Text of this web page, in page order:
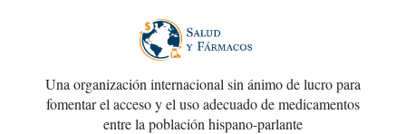
Una organización internacional sin ánimo de lucro para
fomentar el acceso y el uso adecuado de medicamentos
entre la población hispano-parlante